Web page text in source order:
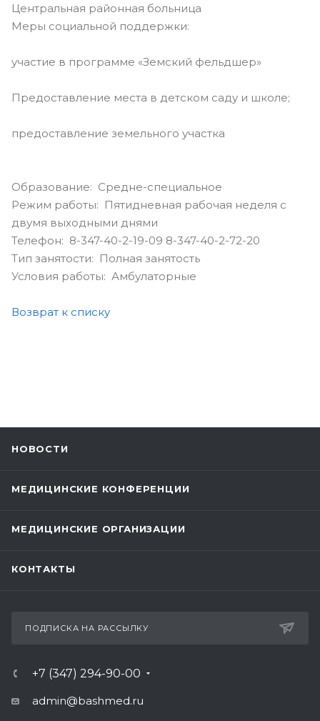
Центральная районная больница
Меры социальной поддержки:
участие в программе «Земский фельдшер»
Предоставление места в детском саду и школе;
предоставление земельного участка
Образование: Средне-специальное
Режим работы: Пятидневная рабочая неделя с
двумя выходными днями
Телефон: 8-347-40-2-19-09 8-347-40-2-72-20
Тип занятости: Полная занятость
Условия работы: Амбулаторные
Возврат к списку
НОВОСТИ
МЕДИЦИНСКИЕ КОНФЕРЕНЦИИ
МЕДИЦИНСКИЕ ОРГАНИЗАЦИИ
КОНТАКТЫ
ПОДПИСКА НА РАССЫЛКУ
+7 (347) 294-90-00
admin@bashmed.ru